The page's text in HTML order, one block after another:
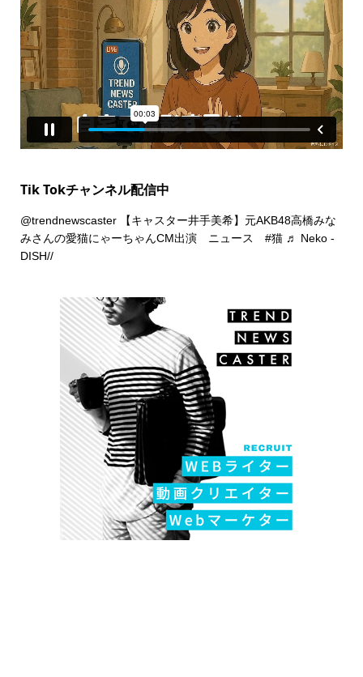
Tik Tokチャンネル配信中
@trendnewscaster【キャスター井手美希】元AKB48高橋みな
みさんの愛猫にゃーちゃんCM出演 ニュース #猫 ♬ Neko -
DISH//